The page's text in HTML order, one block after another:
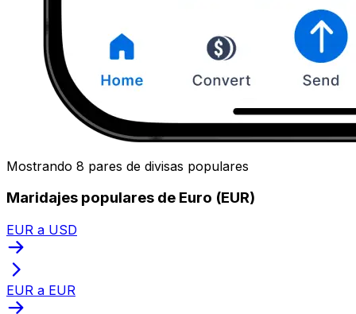
Mostrando 8 pares de divisas populares
Maridajes populares de Euro (EUR)
EUR a USD
EUR a EUR